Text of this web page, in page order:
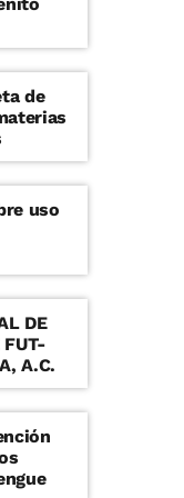
de
uso
DE
FUT-
A.C.